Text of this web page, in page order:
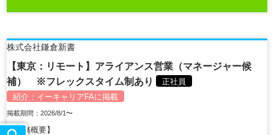
株式会社鎌倉新書
【東京：リモート】アライアンス営業（マネージャー候
補） ※フレックスタイム制あり
正社員
紹介： イーキャリアFAに掲載
掲載期間：2026/8/1〜
【職務概要】